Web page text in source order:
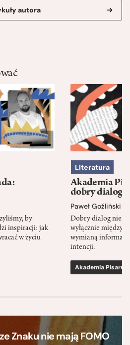
autora
by
inspiracji: jak
w życiu
Literatura
Akademia
dobry dialog?
Paweł Goźliński
Dobry dialog
wyłącznie między
wymianą
intencji.
Akademia
Znaku nie mają FOMO